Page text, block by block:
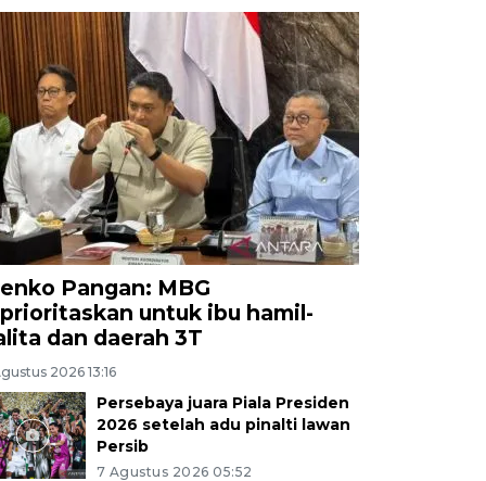
Pangan: MBG
untuk ibu hamil-
dan daerah 3T
2026 13:16
Persebaya juara Piala Presiden
2026 setelah adu pinalti lawan
Persib
7 Agustus 2026 05:52